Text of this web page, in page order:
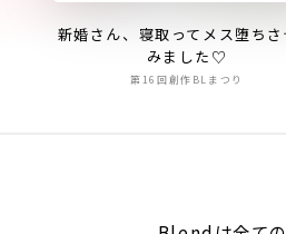
新婚さん、寝取ってメス堕ちさ
みました♡
第16回創作BLまつり